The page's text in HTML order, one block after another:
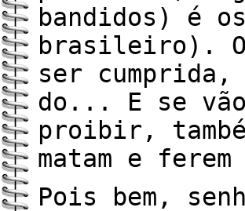
bandidos) é
brasileiro).
ser
do... E se
proibir,
matam e
Pois bem,